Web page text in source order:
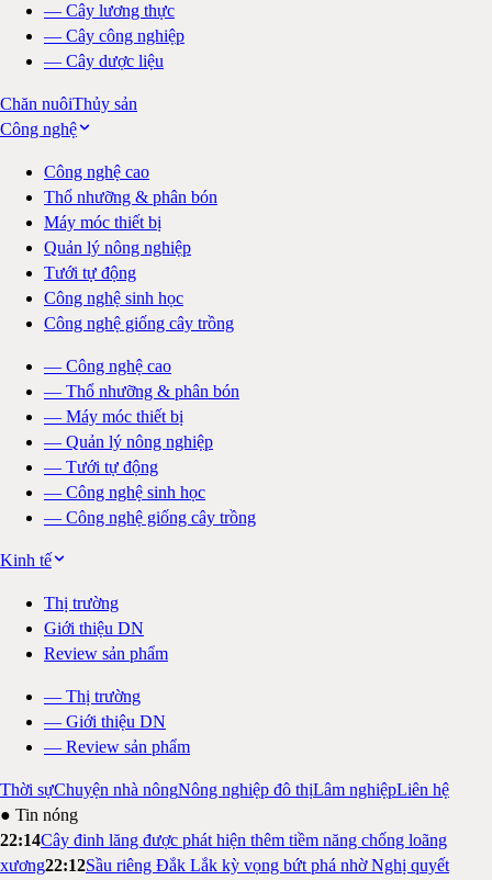
— Cây lương thực
— Cây công nghiệp
— Cây dược liệu
Chăn nuôiThủy sản
Công nghệ
Công nghệ cao
Thổ nhưỡng & phân bón
Máy móc thiết bị
Quản lý nông nghiệp
Tưới tự động
Công nghệ sinh học
Công nghệ giống cây trồng
— Công nghệ cao
— Thổ nhưỡng & phân bón
— Máy móc thiết bị
— Quản lý nông nghiệp
— Tưới tự động
— Công nghệ sinh học
— Công nghệ giống cây trồng
Kinh tế
Thị trường
Giới thiệu DN
Review sản phẩm
— Thị trường
— Giới thiệu DN
— Review sản phẩm
Thời sựChuyện nhà nôngNông nghiệp đô thịLâm nghiệpLiên hệ
● Tin nóng
22:14Cây đinh lăng được phát hiện thêm tiềm năng chống loãng
xương22:12Sầu riêng Đắk Lắk kỳ vọng bứt phá nhờ Nghị quyết